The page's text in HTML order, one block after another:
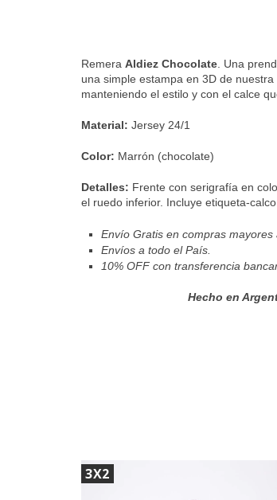
Remera Aldiez Chocolate . Una
una simple estampa en 3D de
manteniendo el estilo y con el calce
Material: Jersey 24/1
Color: Marrón (chocolate)
Detalles: Frente con serigrafía en
el ruedo inferior. Incluye etiqueta-calco
Envío Gratis en compras mayores
Envíos a todo el País.
10% OFF con transferencia
Hecho en
3X2